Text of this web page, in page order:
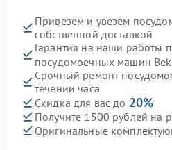
Привезем и увезем
собственной доставкой
Гарантия на наши работы
посудомоечных машин
Срочный ремонт
течении часа
Скидка для вас до 20%
Получите 1500 рублей на
Оригинальные